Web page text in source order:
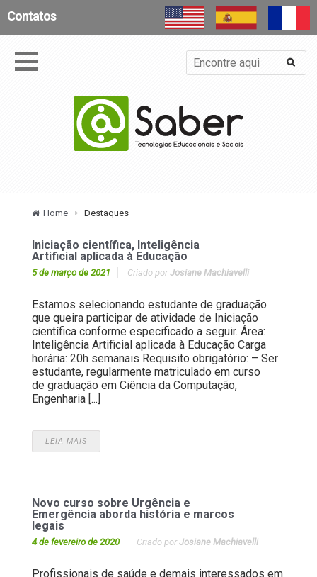
Contatos
Home Destaques
Iniciação científica, Inteligência
Artificial aplicada à Educação
5 de março de 2021 Criado porJosiane Machiavelli
Estamos selecionando estudante de graduação
que queira participar de atividade de Iniciação
científica conforme especificado a seguir. Área:
Inteligência Artificial aplicada à Educação Carga
horária: 20h semanais Requisito obrigatório: – Ser
estudante, regularmente matriculado em curso
de graduação em Ciência da Computação,
Engenharia [...]
LEIA MAIS
Novo curso sobre Urgência e
Emergência aborda história e marcos
legais
4 de fevereiro de 2020 Criado porJosiane Machiavelli
Profissionais de saúde e demais interessados em